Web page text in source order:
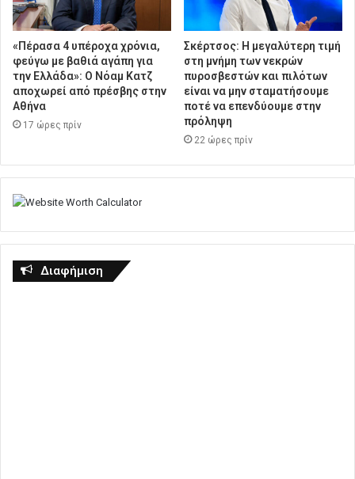
«Πέρασα 4 υπέροχα χρόνια,
φεύγω με βαθιά αγάπη για
την Ελλάδα»: Ο Νόαμ Κατζ
αποχωρεί από πρέσβης στην
Αθήνα
17 ώρες πρίν
Σκέρτσος: Η μεγαλύτερη τιμή
στη μνήμη των νεκρών
πυροσβεστών και πιλότων
είναι να μην σταματήσουμε
ποτέ να επενδύουμε στην
πρόληψη
22 ώρες πρίν
Διαφήμιση